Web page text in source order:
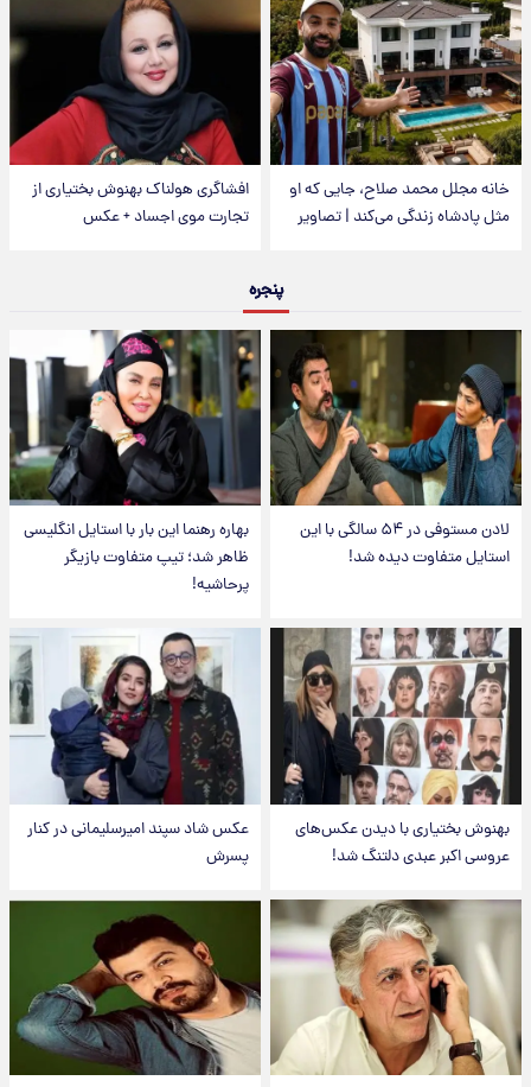
خانه مجلل محمد صلاح، جایی که او
مثل پادشاه زندگی می‌کند | تصاویر
افشاگری هولناک بهنوش بختیاری از
تجارت موی اجساد + عکس
پنجره
لادن مستوفی در ۵۴ سالگی با این
استایل متفاوت دیده شد!
بهاره رهنما این بار با استایل انگلیسی
ظاهر شد؛ تیپ متفاوت بازیگر
پرحاشیه!
بهنوش بختیاری با دیدن عکس‌های
عروسی اکبر عبدی دلتنگ شد!
عکس شاد سپند امیرسلیمانی در کنار
پسرش